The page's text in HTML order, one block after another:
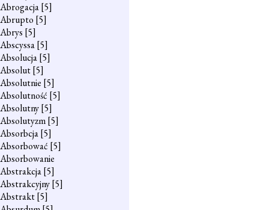
Abrogacja[5]
Abrupto [5]
Abrys [5]
Abscyssa[5]
Absolucja[5]
Absolut[5]
Absolutnie [5]
Absolutność [5]
Absolutny[5]
Absolutyzm[5]
Absorbcja[5]
Absorbować [5]
Absorbowanie
Abstrakcja[5]
Abstrakcyjny[5]
Abstrakt[5]